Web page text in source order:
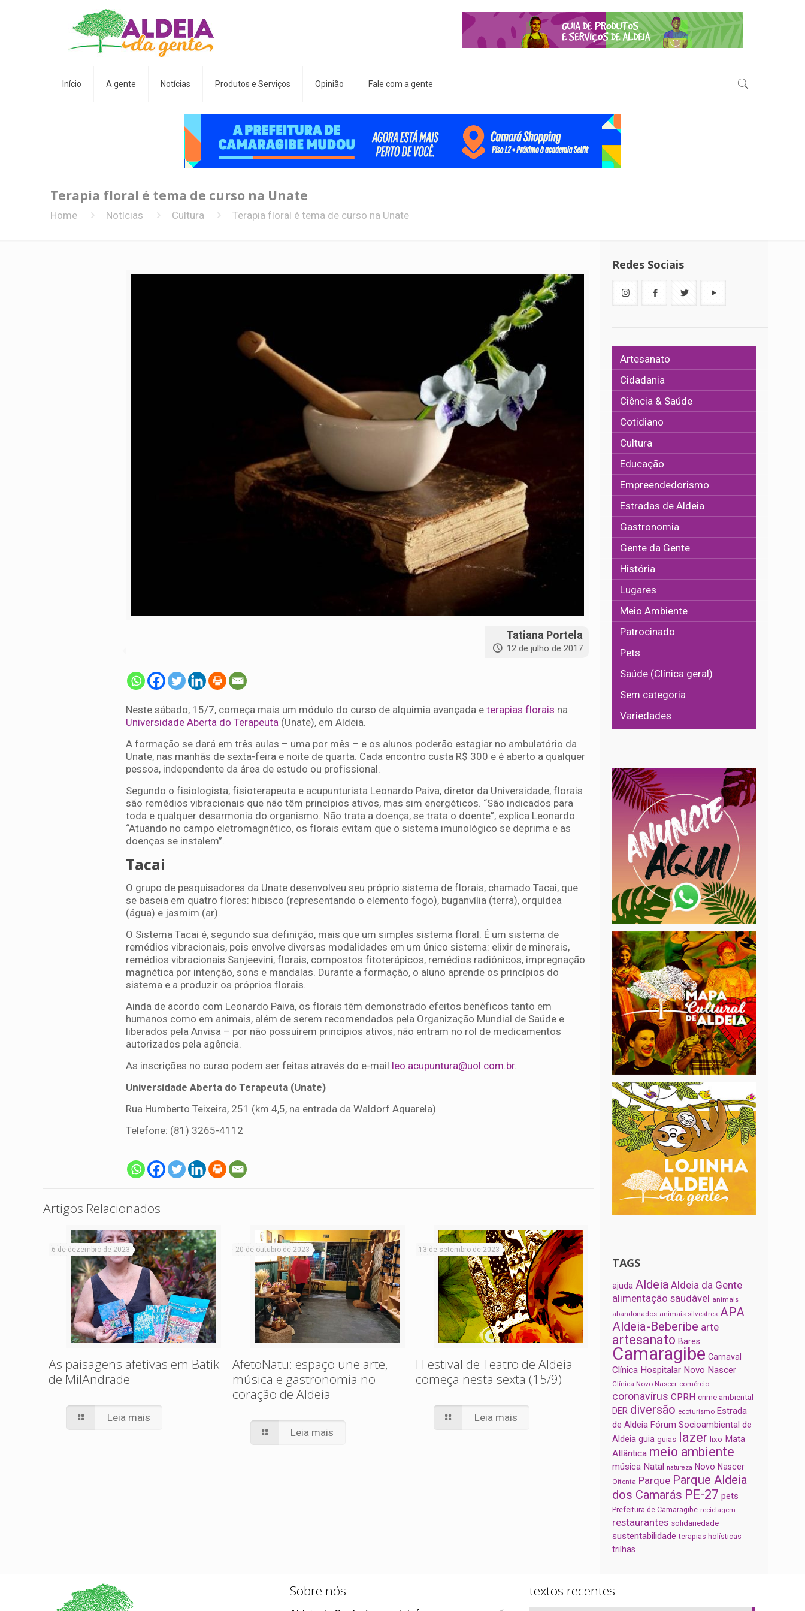
Início A gente Notícias Produtos e Serviços Opinião Fale com a gente
Terapia floral é tema de curso na Unate
Home Notícias Cultura Terapia floral é tema de curso na Unate
Tatiana Portela
12 de julho de 2017
Neste sábado, 15/7, começa mais um módulo do curso de alquimia avançada e terapias florais na
Universidade Aberta do Terapeuta(Unate), em Aldeia.
A formação se dará em três aulas – uma por mês – e os alunos poderão estagiar no ambulatório da
Unate, nas manhãs de sexta-feira e noite de quarta. Cada encontro custa R$ 300 e é aberto a qualquer
pessoa, independente da área de estudo ou profissional.
Segundo o fisiologista, fisioterapeuta e acupunturista Leonardo Paiva, diretor da Universidade, florais
são remédios vibracionais que não têm princípios ativos, mas sim energéticos. “São indicados para
toda e qualquer desarmonia do organismo. Não trata a doença, se trata o doente”, explica Leonardo.
“Atuando no campo eletromagnético, os florais evitam que o sistema imunológico se deprima e as
doenças se instalem”.
Tacai
O grupo de pesquisadores da Unate desenvolveu seu próprio sistema de florais, chamado Tacai, que
se baseia em quatro flores: hibisco (representando o elemento fogo), buganvília (terra), orquídea
(água) e jasmim (ar).
O Sistema Tacai é, segundo sua definição, mais que um simples sistema floral. É um sistema de
remédios vibracionais, pois envolve diversas modalidades em um único sistema: elixir de minerais,
remédios vibracionais Sanjeevini, florais, compostos fitoterápicos, remédios radiônicos, impregnação
magnética por intenção, sons e mandalas. Durante a formação, o aluno aprende os princípios do
sistema e a produzir os próprios florais.
Ainda de acordo com Leonardo Paiva, os florais têm demonstrado efeitos benéficos tanto em
humanos como em animais, além de serem recomendados pela Organização Mundial de Saúde e
liberados pela Anvisa – por não possuírem princípios ativos, não entram no rol de medicamentos
autorizados pela agência.
As inscrições no curso podem ser feitas através do e-mail leo.acupuntura@uol.com.br.
Universidade Aberta do Terapeuta (Unate)
Rua Humberto Teixeira, 251 (km 4,5, na entrada da Waldorf Aquarela)
Telefone: (81) 3265-4112
Artigos Relacionados
6 de dezembro de 2023
As paisagens afetivas em Batik
de MilAndrade
Leia mais
20 de outubro de 2023
AfetoNatu: espaço une arte,
música e gastronomia no
coração de Aldeia
Leia mais
13 de setembro de 2023
I Festival de Teatro de Aldeia
começa nesta sexta (15/9)
Leia mais
Redes Sociais
Artesanato
Cidadania
Ciência & Saúde
Cotidiano
Cultura
Educação
Empreendedorismo
Estradas de Aldeia
Gastronomia
Gente da Gente
História
Lugares
Meio Ambiente
Patrocinado
Pets
Saúde (Clínica geral)
Sem categoria
Variedades
TAGS
ajuda Aldeia Aldeia da Gente
alimentação saudável animais
abandonados animais silvestres APA
Aldeia-Beberibe arte
artesanato Bares
Camaragibe Carnaval
Clínica Hospitalar Novo Nascer
Clínica Novo Nascer comércio
coronavírus CPRH crime ambiental
DER diversão ecoturismo Estrada
de Aldeia Fórum Socioambiental de
Aldeia guia guias lazer lixo Mata
Atlântica meio ambiente
música Natal natureza Novo Nascer
Oitenta Parque Parque Aldeia
dos Camarás PE-27 pets
Prefeitura de Camaragibe reciclagem
restaurantes solidariedade
sustentabilidade terapias holísticas
trilhas
Sobre nós textos recentes